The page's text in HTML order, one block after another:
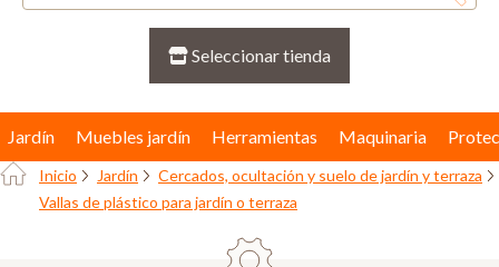
Seleccionar tienda
Jardín Muebles jardín Herramientas Maquinaria
Inicio Jardín
Cercados, ocultación y suelo de jardín y terraza
Vallas de plástico para jardín o terraza